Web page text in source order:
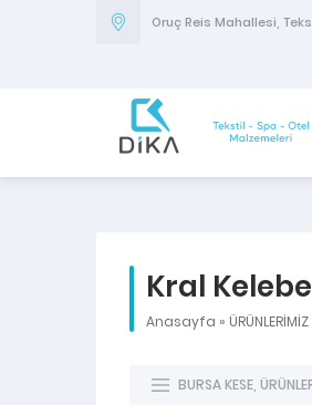
Oruç Reis Mahallesi,
Kral
Anasayfa » ÜRÜNLERİMİZ
BURSA KESE